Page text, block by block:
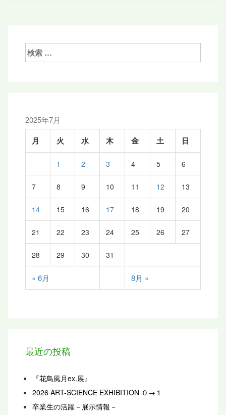
検
索:
2025年7月
月 火 水 木 金 土 日
« 6月 8月 »
1 2 3 4 5 6
7 8 9 10 11 12 13
14 15 16 17 18 19 20
21 22 23 24 25 26 27
28 29 30 31
最近の投稿
『花鳥風月ex.展』
2026 ART-SCIENCE EXHIBITION ０→１
卒業生の活躍－展示情報－